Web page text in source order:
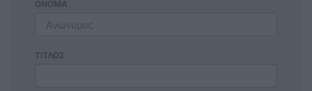
ΟΝΟΜΑ
ΤΙΤΛΟΣ